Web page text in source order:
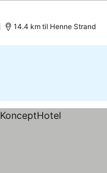
14.4 km til Henne Strand